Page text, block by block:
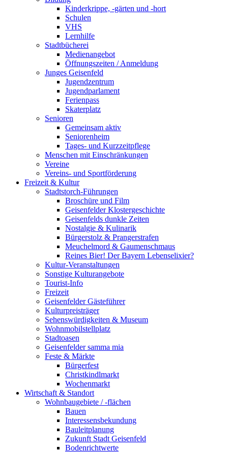
Kinderkrippe, -gärten und -hort
Schulen
VHS
Lernhilfe
Stadtbücherei
Medienangebot
Öffnungszeiten / Anmeldung
Junges Geisenfeld
Jugendzentrum
Jugendparlament
Ferienpass
Skaterplatz
Senioren
Gemeinsam aktiv
Seniorenheim
Tages- und Kurzzeitpflege
Menschen mit Einschränkungen
Vereine
Vereins- und Sportförderung
Freizeit & Kultur
Stadtstorch-Führungen
Broschüre und Film
Geisenfelder Klostergeschichte
Geisenfelds dunkle Zeiten
Nostalgie & Kulinarik
Bürgerstolz & Prangerstrafen
Meuchelmord & Gaumenschmaus
Reines Bier! Der Bayern Lebenselixier?
Kultur-Veranstaltungen
Sonstige Kulturangebote
Tourist-Info
Freizeit
Geisenfelder Gästeführer
Kulturpreisträger
Sehenswürdigkeiten & Museum
Wohnmobilstellplatz
Stadtoasen
Geisenfelder samma mia
Feste & Märkte
Bürgerfest
Christkindlmarkt
Wochenmarkt
Wirtschaft & Standort
Wohnbaugebiete / -flächen
Bauen
Interessensbekundung
Bauleitplanung
Zukunft Stadt Geisenfeld
Bodenrichtwerte